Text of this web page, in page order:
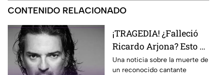
CONTENIDO RELACIONADO
¡TRAGEDIA! ¿Falleció
Ricardo Arjona? Esto se
sabe
Una noticia sobre la muerte de
un reconocido cantante